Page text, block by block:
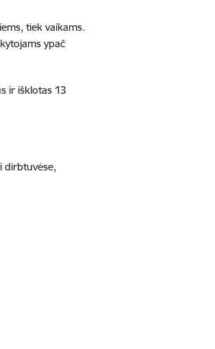
tiek vaikams.
ypač
ir išklotas 13
dirbtuvėse,